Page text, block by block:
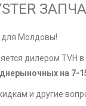
для Молдовы!
дилером TVH
на 7-
и другие